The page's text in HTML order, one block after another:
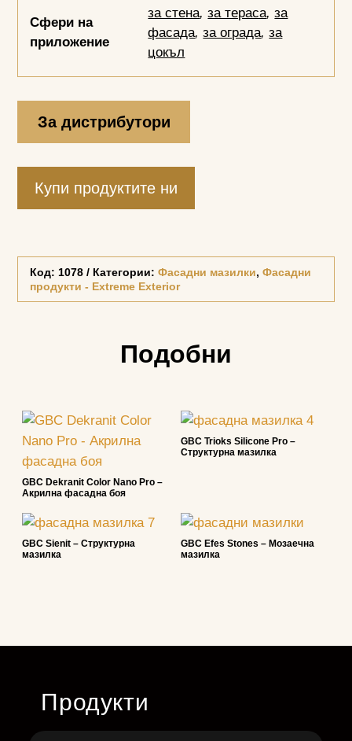
Сфери на
приложение
за стена,за тераса,за
фасада,за ограда,за
цокъл
За дистрибутори
Купи продуктите ни
Код: 1078 Категории:Фасадни мазилки,Фасадни
продукти - Extreme Exterior
Подобни
GBC Dekranit Color Nano Pro –
Акрилна фасадна боя
GBC Trioks Silicone Pro –
Структурна мазилка
GBC Sienit – Структурна
мазилка
GBC Efes Stones – Мозаечна
мазилка
Продукти